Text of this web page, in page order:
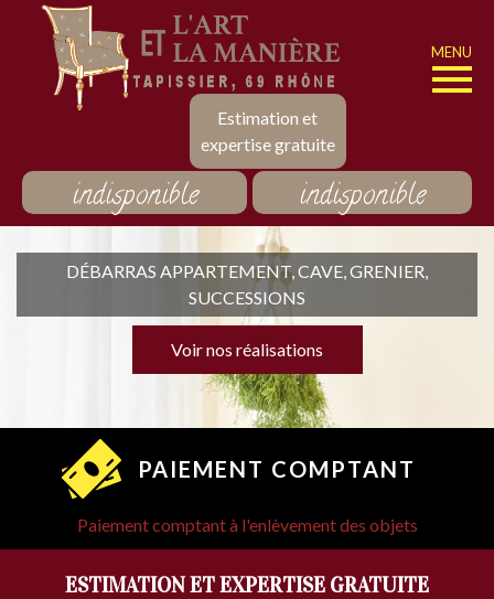
Estimation et
expertise gratuite
MENU
indisponible indisponible
DÉBARRAS APPARTEMENT, CAVE, GRENIER,
SUCCESSIONS
Voir nos réalisations
PAIEMENT COMPTANT
Paiement comptant à l'enlèvement des objets
ESTIMATION ET EXPERTISE GRATUITE